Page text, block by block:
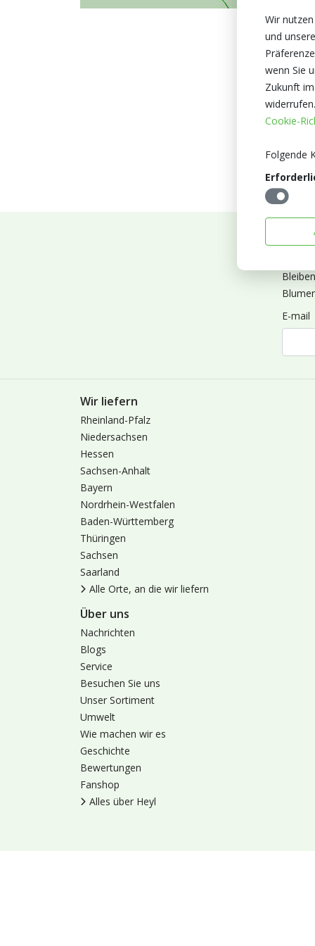
E-mail
Wir liefern
Rheinland-Pfalz
Niedersachsen
Hessen
Sachsen-Anhalt
Bayern
Nordrhein-Westfalen
Baden-Württemberg
Thüringen
Sachsen
Saarland
Alle Orte, an die wir liefern
Über uns
Nachrichten
Blogs
Service
Besuchen Sie uns
Unser Sortiment
Umwelt
Wie machen wir es
Geschichte
Bewertungen
Fanshop
Alles über Heyl
Wir
und
wenn Sie
Zukunft
Cookie-
Folgende